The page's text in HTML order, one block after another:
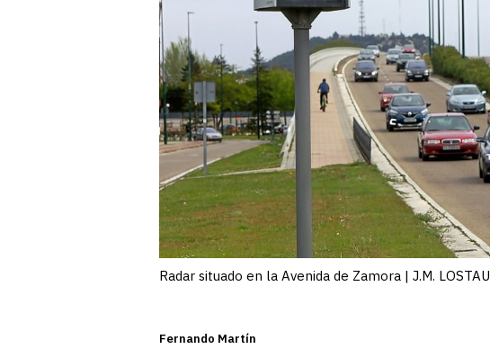
Radar situado en la Avenida de Zamora | J.M. LOSTAU
Fernando Martín